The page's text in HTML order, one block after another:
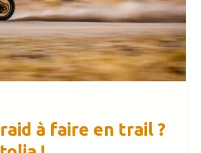
à faire en trail ?